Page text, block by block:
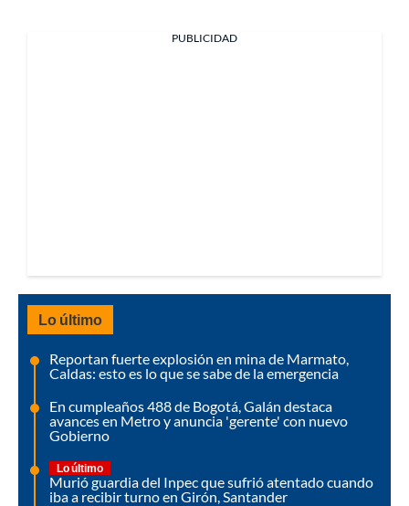
PUBLICIDAD
Lo último
Reportan fuerte explosión en mina de Marmato,
Caldas: esto es lo que se sabe de la emergencia
En cumpleaños 488 de Bogotá, Galán destaca
avances en Metro y anuncia 'gerente' con nuevo
Gobierno
Lo último
Murió guardia del Inpec que sufrió atentado cuando
iba a recibir turno en Girón, Santander